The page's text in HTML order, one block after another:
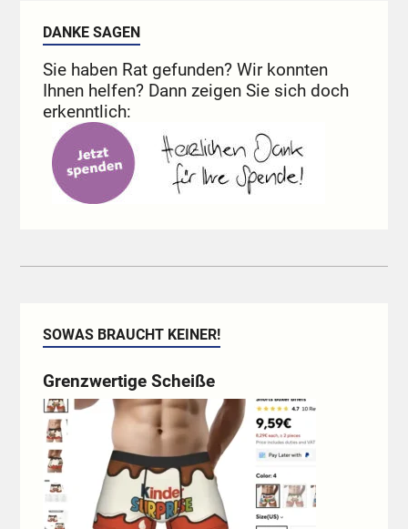
DANKE SAGEN
Sie haben Rat gefunden? Wir konnten
Ihnen helfen? Dann zeigen Sie sich doch
erkenntlich:
SOWAS BRAUCHT KEINER!
Grenzwertige Scheiße